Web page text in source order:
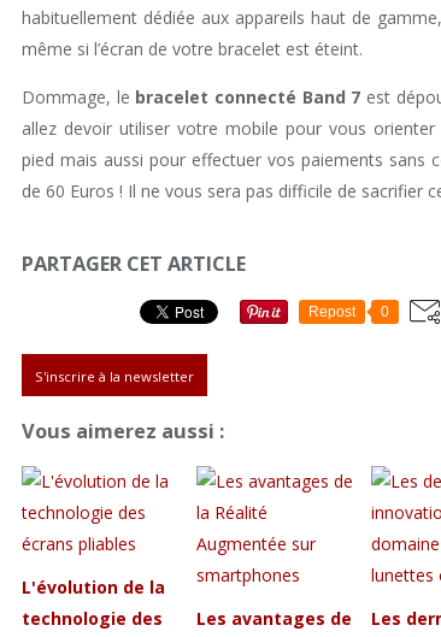
habituellement dédiée aux appareils haut de
même si l’écran de votre bracelet est éteint.
Dommage, le bracelet connecté Band 7 est
allez devoir utiliser votre mobile pour vous
pied mais aussi pour effectuer vos paiements sans
de 60 Euros ! Il ne vous sera pas difficile de sacrifier
PARTAGER CET ARTICLE
Repost 0
S'inscrire à la newsletter
Vous aimerez aussi :
L'évolution de la
technologie des
Les avantages de
Les